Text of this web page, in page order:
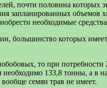
почти половина которых
объемов
необходимые
большинство которых
то при
133,8 тонны, а в
семян трав не имеет.